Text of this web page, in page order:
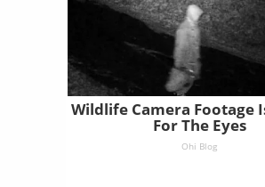
Wildlife Camera Footage
For The Eyes
Ohi Blog